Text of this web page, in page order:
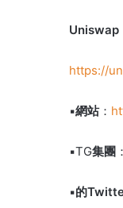
Uniswap
https://
▪️網站：
▪️TG集團 ：
▪️的